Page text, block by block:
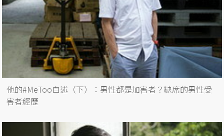
他的#MeToo自述（下）：男性都是加害者？缺席的男性受
害者經歷